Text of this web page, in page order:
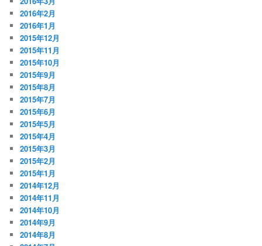
2016年2月
2016年1月
2015年12月
2015年11月
2015年10月
2015年9月
2015年8月
2015年7月
2015年6月
2015年5月
2015年4月
2015年3月
2015年2月
2015年1月
2014年12月
2014年11月
2014年10月
2014年9月
2014年8月